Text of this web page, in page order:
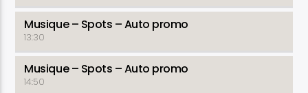
Musique – Spots – Auto promo
13:30
Musique – Spots – Auto promo
14:50